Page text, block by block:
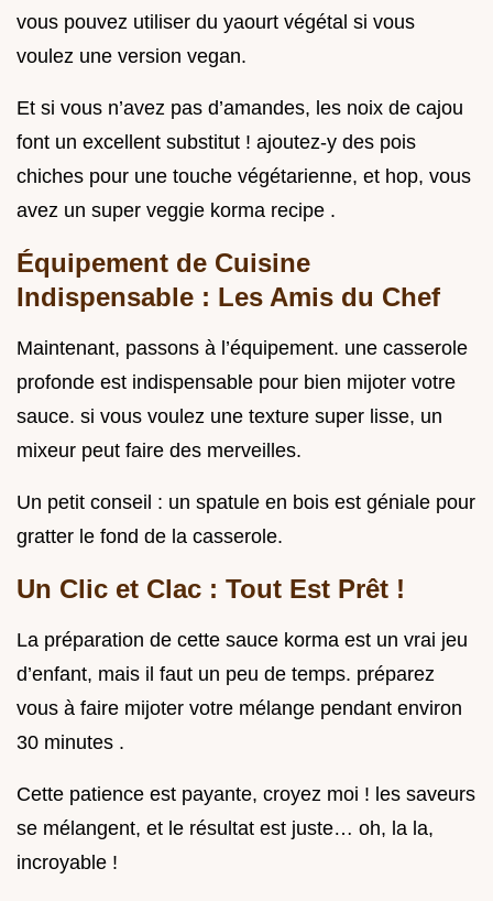
vous pouvez utiliser du yaourt végétal si vous
voulez une version vegan.
Et si vous n’avez pas d’amandes, les noix de cajou
font un excellent substitut ! ajoutez-y des pois
chiches pour une touche végétarienne, et hop, vous
avez un super veggie korma recipe .
Équipement de Cuisine
Indispensable : Les Amis du Chef
Maintenant, passons à l’équipement. une casserole
profonde est indispensable pour bien mijoter votre
sauce. si vous voulez une texture super lisse, un
mixeur peut faire des merveilles.
Un petit conseil : un spatule en bois est géniale pour
gratter le fond de la casserole.
Un Clic et Clac : Tout Est Prêt !
La préparation de cette sauce korma est un vrai jeu
d’enfant, mais il faut un peu de temps. préparez
vous à faire mijoter votre mélange pendant environ
30 minutes .
Cette patience est payante, croyez moi ! les saveurs
se mélangent, et le résultat est juste… oh, la la,
incroyable !